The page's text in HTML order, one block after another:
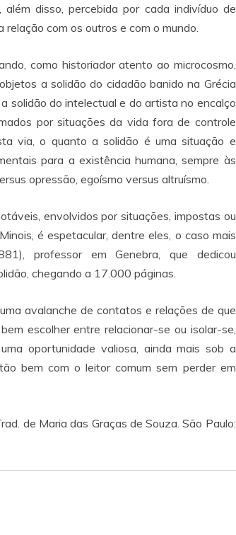
disso, percebida por cada indivíduo de
com os outros e com o mundo.
como historiador atento ao microcosmo,
a solidão do cidadão banido na Grécia
solidão do intelectual e do artista no encalço
por situações da vida fora de controle
via, o quanto a solidão é uma situação e
para a existência humana, sempre às
opressão, egoísmo versus altruísmo.
envolvidos por situações, impostas ou
é espetacular, dentre eles, o caso mais
professor em Genebra, que dedicou
chegando a 17.000 páginas.
avalanche de contatos e relações de que
escolher entre relacionar-se ou isolar-se,
oportunidade valiosa, ainda mais sob a
bem com o leitor comum sem perder em
de Maria das Graças de Souza. São Paulo: